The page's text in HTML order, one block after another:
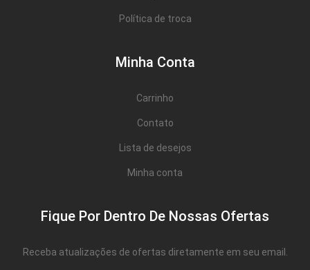
Política de troca
Minha Conta
Carrinho
Contato
Lista de desejos
Minha conta
Fique Por Dentro De Nossas Ofertas
Receba atualizações de ofertas diretamente em seu email.